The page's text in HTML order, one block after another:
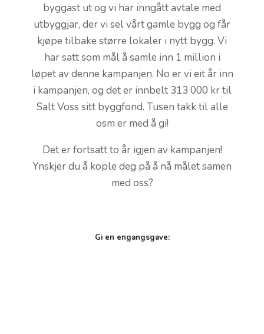
byggast ut og vi har inngått avtale med
utbyggjar, der vi sel vårt gamle bygg og får
kjøpe tilbake større lokaler i nytt bygg. Vi
har satt som mål å samle inn 1 million i
løpet av denne kampanjen. No er vi eit år inn
i kampanjen, og det er innbelt 313 000 kr til
Salt Voss sitt byggfond. Tusen takk til alle
osm er med å gi!
Det er fortsatt to år igjen av kampanjen!
Ynskjer du å kople deg på å nå målet samen
med oss?
Gi en engangsgave: